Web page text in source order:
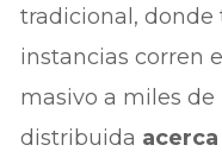
tradicional, donde
instancias corren
masivo a miles
distribuida